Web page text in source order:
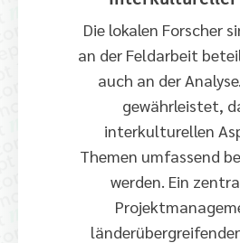
Die lokalen Forscher
an der Feldarbeit
auch an der
gewährleistet,
interkulturellen
Themen umfassend
werden. Ein